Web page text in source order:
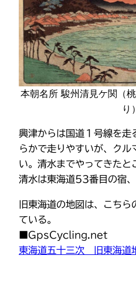
本朝名所 駿州清見ケ関（
り）
興津からは国道１号線を
らかで走りやすいが、クル
い。清水までやってきたと
清水は東海道53番目の宿、
旧東海道の地図は、こち
ている。
■GpsCycling.net
東海道五十三次 旧東海道